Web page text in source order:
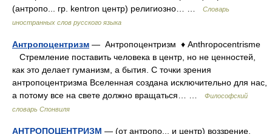
(антропо... гр. kentron центр) религиозно… …
Словарь
иностранных слов русского языка
Антропоцентризм — Антропоцентризм ♦ Anthropocentrisme
Стремление поставить человека в центр, но не ценностей,
как это делает гуманизм, а бытия. С точки зрения
антропоцентризма Вселенная создана исключительно для нас,
а потому все на свете должно вращаться… …
Философский
словарь Спонвиля
АНТРОПОЦЕНТРИЗМ — (от антропо... и центр) воззрение,